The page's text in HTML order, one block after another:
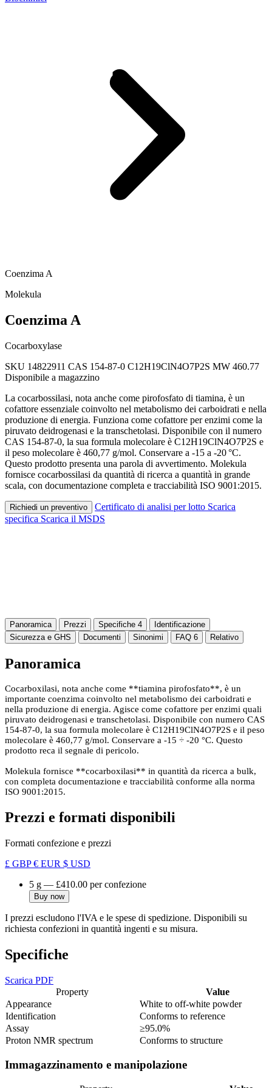
Coenzima A
Molekula
Coenzima A
Cocarboxylase
SKU 14822911 CAS 154-87-0 C12H19ClN4O7P2S MW 460.77
Disponibile a magazzino
La cocarbossilasi, nota anche come pirofosfato di tiamina, è un
cofattore essenziale coinvolto nel metabolismo dei carboidrati e nella
produzione di energia. Funziona come cofattore per enzimi come la
piruvato deidrogenasi e la transchetolasi. Disponibile con il numero
CAS 154-87-0, la sua formula molecolare è C12H19ClN4O7P2S e
il peso molecolare è 460,77 g/mol. Conservare a -15 a -20 °C.
Questo prodotto presenta una parola di avvertimento. Molekula
fornisce cocarbossilasi da quantità di ricerca a quantità in grande
scala, con documentazione completa e tracciabilità ISO 9001:2015.
Richiedi un preventivo Certificato di analisi per lotto Scarica
specifica Scarica il MSDS
Panoramica Prezzi Specifiche 4
Identificazione
Sicurezza e GHS
Documenti Sinonimi FAQ 6 Relativo
Panoramica
Cocarboxilasi, nota anche come **tiamina pirofosfato**, è un
importante coenzima coinvolto nel metabolismo dei carboidrati e
nella produzione di energia. Agisce come cofattore per enzimi quali
piruvato deidrogenasi e transchetolasi. Disponibile con numero CAS
154-87-0, la sua formula molecolare è C12H19ClN4O7P2S e il peso
molecolare è 460,77 g/mol. Conservare a -15 ÷ -20 °C. Questo
prodotto reca il segnale di pericolo.
Molekula fornisce **cocarboxilasi** in quantità da ricerca a bulk,
con completa documentazione e tracciabilità conforme alla norma
ISO 9001:2015.
Prezzi e formati disponibili
Formati confezione e prezzi
£ GBP€ EUR $ USD
5 g — £410.00 per confezione
Buy now
I prezzi escludono l'IVA e le spese di spedizione. Disponibili su
richiesta confezioni in quantità ingenti e su misura.
Specifiche
Scarica PDF
Property
Value
Appearance
White to off-white powder
Identification
Conforms to reference
Assay
≥95.0%
Proton NMR spectrum
Conforms to structure
Immagazzinamento e manipolazione